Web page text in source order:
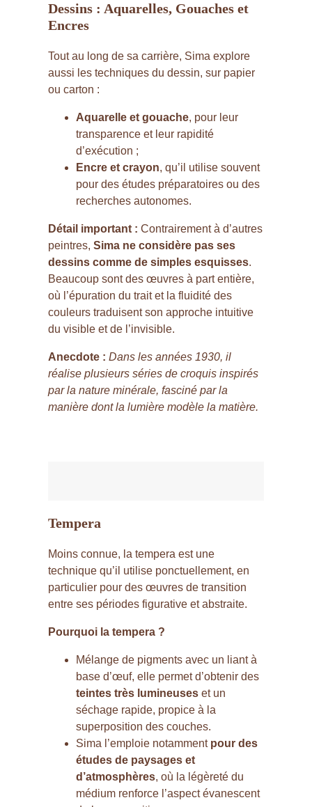
Dessins : Aquarelles, Gouaches et
Encres
Tout au long de sa carrière, Sima explore
aussi les techniques du dessin, sur papier
ou carton :
Aquarelle et gouache, pour leur
transparence et leur rapidité
d’exécution ;
Encre et crayon, qu’il utilise souvent
pour des études préparatoires ou des
recherches autonomes.
Détail important : Contrairement à d’autres
peintres, Sima ne considère pas ses
dessins comme de simples esquisses.
Beaucoup sont des œuvres à part entière,
où l’épuration du trait et la fluidité des
couleurs traduisent son approche intuitive
du visible et de l’invisible.
Anecdote : Dans les années 1930, il
réalise plusieurs séries de croquis inspirés
par la nature minérale, fasciné par la
manière dont la lumière modèle la matière.
Tempera
Moins connue, la tempera est une
technique qu’il utilise ponctuellement, en
particulier pour des œuvres de transition
entre ses périodes figurative et abstraite.
Pourquoi la tempera ?
Mélange de pigments avec un liant à
base d’œuf, elle permet d’obtenir des
teintes très lumineuseset un
séchage rapide, propice à la
superposition des couches.
Sima l’emploie notamment pour des
études de paysages et
d’atmosphères, où la légèreté du
médium renforce l’aspect évanescent